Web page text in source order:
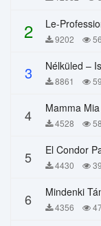
2 9202
3 Nélküled –
8861
4 Mamma Mia
4528
5 El Condor
4430
6 4356